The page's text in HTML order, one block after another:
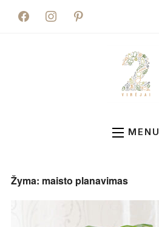
facebookinstagrampinterest
MENU
Žyma: maisto planavimas